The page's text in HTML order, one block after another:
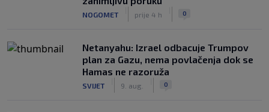
NOGOMET prije 4 h 0
Netanyahu: Izrael odbacuje Trumpov
plan za Gazu, nema povlačenja dok se
Hamas ne razoruža
SVIJET 9. aug. 0